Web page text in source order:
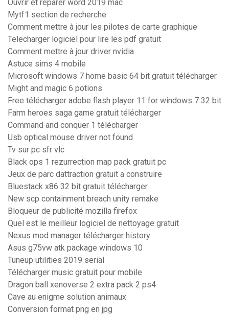
Ouvrir et réparer word 2019 mac
Mytf1 section de recherche
Comment mettre à jour les pilotes de carte graphique
Telecharger logiciel pour lire les pdf gratuit
Comment mettre à jour driver nvidia
Astuce sims 4 mobile
Microsoft windows 7 home basic 64 bit gratuit télécharger
Might and magic 6 potions
Free télécharger adobe flash player 11 for windows 7 32 bit
Farm heroes saga game gratuit télécharger
Command and conquer 1 télécharger
Usb optical mouse driver not found
Tv sur pc sfr vlc
Black ops 1 rezurrection map pack gratuit pc
Jeux de parc dattraction gratuit a construire
Bluestack x86 32 bit gratuit télécharger
New scp containment breach unity remake
Bloqueur de publicité mozilla firefox
Quel est le meilleur logiciel de nettoyage gratuit
Nexus mod manager télécharger history
Asus g75vw atk package windows 10
Tuneup utilities 2019 serial
Télécharger music gratuit pour mobile
Dragon ball xenoverse 2 extra pack 2 ps4
Cave au enigme solution animaux
Conversion format png en jpg